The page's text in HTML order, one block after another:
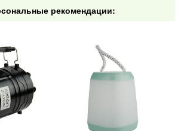
рекомендации: